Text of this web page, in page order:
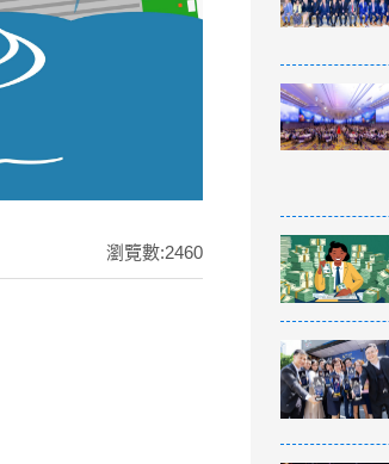
瀏覽數:2460